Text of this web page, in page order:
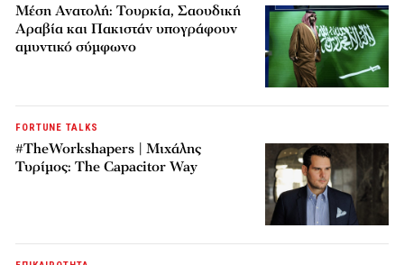
Μέση Ανατολή: Τουρκία, Σαουδική
Αραβία και Πακιστάν υπογράφουν
αμυντικό σύμφωνο
FORTUNE TALKS
#TheWorkshapers | Μιχάλης
Τυρίμος: The Capacitor Way